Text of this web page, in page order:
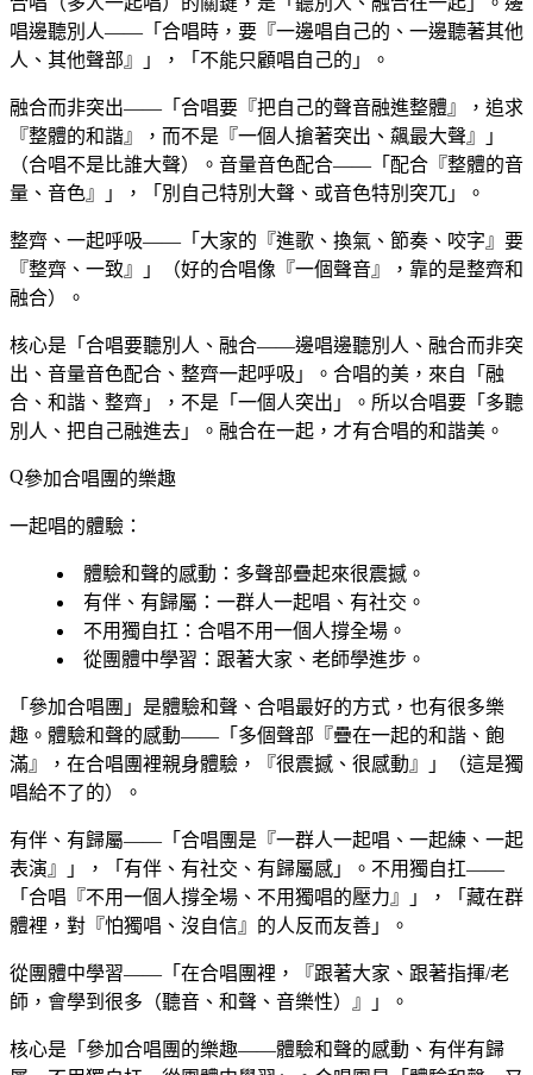
唱邊聽別人——「合唱時，要『一邊唱自己的、一邊聽著其他
人、其他聲部』」，「不能只顧唱自己的」。
融合而非突出——「合唱要『把自己的聲音融進整體』，追求
『整體的和諧』，而不是『一個人搶著突出、飆最大聲』」
（合唱不是比誰大聲）。音量音色配合——「配合『整體的音
量、音色』」，「別自己特別大聲、或音色特別突兀」。
整齊、一起呼吸——「大家的『進歌、換氣、節奏、咬字』要
『整齊、一致』」（好的合唱像『一個聲音』，靠的是整齊和
融合）。
核心是「合唱要聽別人、融合——邊唱邊聽別人、融合而非突
出、音量音色配合、整齊一起呼吸」。合唱的美，來自「融
合、和諧、整齊」，不是「一個人突出」。所以合唱要「多聽
別人、把自己融進去」。融合在一起，才有合唱的和諧美。
參加合唱團的樂趣
一起唱的體驗：
體驗和聲的感動 ：多聲部疊起來很震撼。
有伴、有歸屬 ：一群人一起唱、有社交。
不用獨自扛 ：合唱不用一個人撐全場。
從團體中學習 ：跟著大家、老師學進步。
「參加合唱團」是體驗和聲、合唱最好的方式，也有很多樂
趣。體驗和聲的感動——「多個聲部『疊在一起的和諧、飽
滿』，在合唱團裡親身體驗，『很震撼、很感動』」（這是獨
唱給不了的）。
有伴、有歸屬——「合唱團是『一群人一起唱、一起練、一起
表演』」，「有伴、有社交、有歸屬感」。不用獨自扛——
「合唱『不用一個人撐全場、不用獨唱的壓力』」，「藏在群
體裡，對『怕獨唱、沒自信』的人反而友善」。
從團體中學習——「在合唱團裡，『跟著大家、跟著指揮/老
師，會學到很多（聽音、和聲、音樂性）』」。
核心是「參加合唱團的樂趣——體驗和聲的感動、有伴有歸